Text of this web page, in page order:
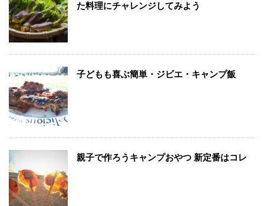
た料理にチャレンジしてみよう
子どもも喜ぶ簡単・ジビエ・キャンプ飯
親子で作ろうキャンプおやつ 新定番はコレ